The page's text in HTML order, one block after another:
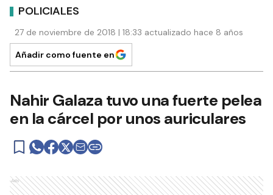
POLICIALES
27 de noviembre de 2018 | 18:33 actualizado hace 8 años
Añadir como fuente en
Nahir Galaza tuvo una fuerte pelea
en la cárcel por unos auriculares
Ads